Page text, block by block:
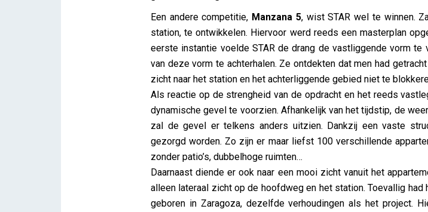
Een andere competitie, Manzana 5, wist STAR wel te winnen.
station, te ontwikkelen. Hiervoor werd reeds een masterplan
eerste instantie voelde STAR de drang de vastliggende vorm
van deze vorm te achterhalen. Ze ontdekten dat men had
zicht naar het station en het achterliggende gebied niet te
Als reactie op de strengheid van de opdracht en het reeds
dynamische gevel te voorzien. Afhankelijk van het tijdstip, de
zal de gevel er telkens anders uitzien. Dankzij een vaste
gezorgd worden. Zo zijn er maar liefst 100 verschillende
zonder patio’s, dubbelhoge ruimten…
Daarnaast diende er ook naar een mooi zicht vanuit het
alleen lateraal zicht op de hoofdweg en het station. Toevallig had
geboren in Zaragoza, dezelfde verhoudingen als het project.